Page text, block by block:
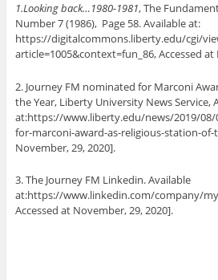
1.Looking back…1980-1981, The
Number 7 (1986), Page 58. Available at:
https://digitalcommons.liberty.edu/cgi/
article=1005&context=fun_86, Accessed
2. Journey FM nominated for Marconi
the Year, Liberty University News Service,
at:https://www.liberty.edu/news/2019/
for-marconi-award-as-religious-station-of-
November, 29, 2020].
3.The Journey FM Linkedin. Available
at:https://www.linkedin.com/company/
Accessed at November, 29, 2020].